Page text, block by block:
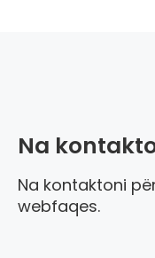
Na
Na kontaktoni
webfaqes.